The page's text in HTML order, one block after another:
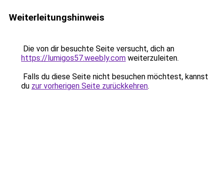
Weiterleitungshinweis
Die von dir besuchte Seite versucht, dich an
https://lumigos57.weebly.com weiterzuleiten.
Falls du diese Seite nicht besuchen möchtest, kannst
du zur vorherigen Seite zurückkehren.